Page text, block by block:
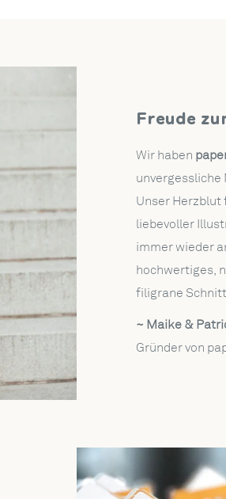
Freude
Wir haben
Unser
liebevoller
immer wieder
hochwertiges,
filigrane
~ Maike &
Gründer von